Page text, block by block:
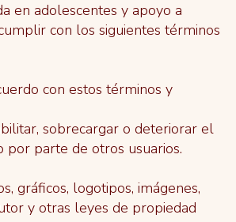
en adolescentes y apoyo a
con los siguientes términos
con estos términos y
sobrecargar o deteriorar el
parte de otros usuarios.
gráficos, logotipos, imágenes,
y otras leyes de propiedad